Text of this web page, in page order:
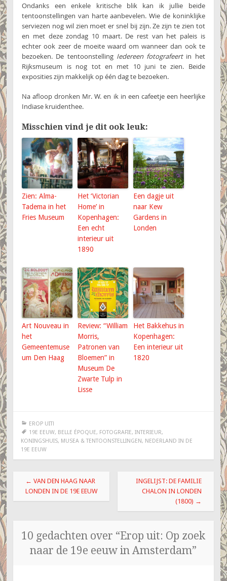
Ondanks een enkele kritische blik kan ik jullie beide
tentoonstellingen van harte aanbevelen. Wie de koninklijke
serviezen nog wil zien moet er snel bij zijn. Ze zijn te zien tot
en met deze zondag 10 maart. De rest van het paleis is
echter ook zeer de moeite waard om wanneer dan ook te
bezoeken. De tentoonstelling Iedereen fotografeertin het
Rijksmuseum is nog tot en met 10 juni te zien. Beide
exposities zijn makkelijk op één dag te bezoeken.
Na afloop dronken Mr. W. en ik in een cafeetje een heerlijke
Indiase kruidenthee.
Misschien vind je dit ook leuk:
Zien: Alma-
Tadema in het
Fries Museum
Het ‘Victorian
Home’ in
Kopenhagen:
Een echt
interieur uit
1890
Een dagje uit
naar Kew
Gardens in
Londen
Art Nouveau in
het
Gemeentemuse
um Den Haag
Review: “William
Morris,
Patronen van
Bloemen” in
Museum De
Zwarte Tulp in
Lisse
Het Bakkehus in
Kopenhagen:
Een interieur uit
1820
EROP UIT!
19E EEUW, BELLE ÉPOQUE, FOTOGRAFIE, INTERIEUR,
KONINGSHUIS, MUSEA & TENTOONSTELLINGEN, NEDERLAND IN DE
19E EEUW
Berichtnavigatie
← VAN DEN HAAG NAAR
LONDEN IN DE 19E EEUW
INGELIJST: DE FAMILIE
CHALON IN LONDEN
(1800) →
10 gedachten over “Erop uit: Op zoek
naar de 19e eeuw in Amsterdam”